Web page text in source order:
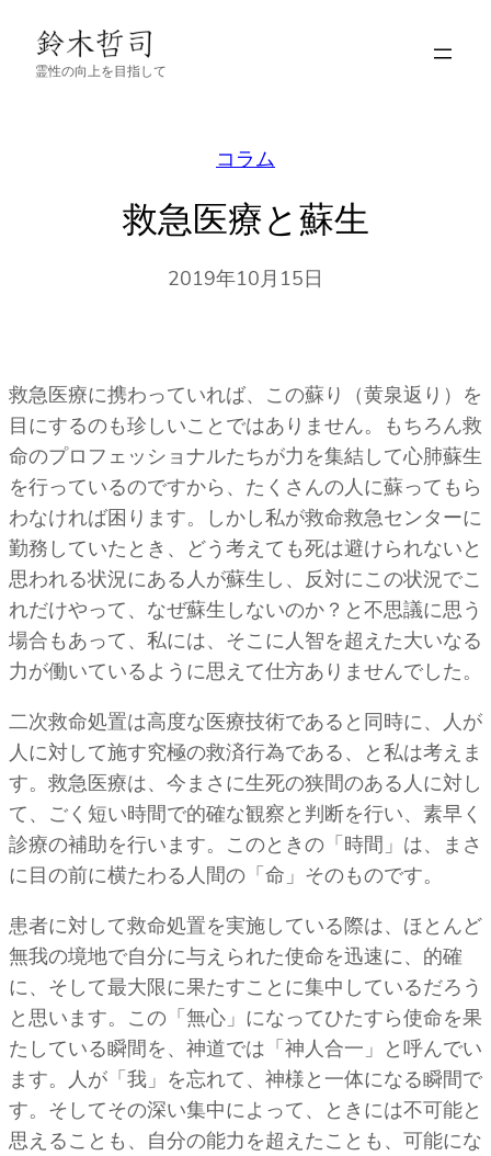
霊性の向上を目指して
コラム
救急医療と蘇生
2019年10月15日
救急医療に携わっていれば、この蘇り（黄泉返り）を
目にするのも珍しいことではありません。もちろん救
命のプロフェッショナルたちが力を集結して心肺蘇生
を行っているのですから、たくさんの人に蘇ってもら
わなければ困ります。しかし私が救命救急センターに
勤務していたとき、どう考えても死は避けられないと
思われる状況にある人が蘇生し、反対にこの状況でこ
れだけやって、なぜ蘇生しないのか？と不思議に思う
場合もあって、私には、そこに人智を超えた大いなる
力が働いているように思えて仕方ありませんでした。
二次救命処置は高度な医療技術であると同時に、人が
人に対して施す究極の救済行為である、と私は考えま
す。救急医療は、今まさに生死の狭間のある人に対し
て、ごく短い時間で的確な観察と判断を行い、素早く
診療の補助を行います。このときの「時間」は、まさ
に目の前に横たわる人間の「命」そのものです。
患者に対して救命処置を実施している際は、ほとんど
無我の境地で自分に与えられた使命を迅速に、的確
に、そして最大限に果たすことに集中しているだろう
と思います。この「無心」になってひたすら使命を果
たしている瞬間を、神道では「神人合一」と呼んでい
ます。人が「我」を忘れて、神様と一体になる瞬間で
す。そしてその深い集中によって、ときには不可能と
思えることも、自分の能力を超えたことも、可能にな